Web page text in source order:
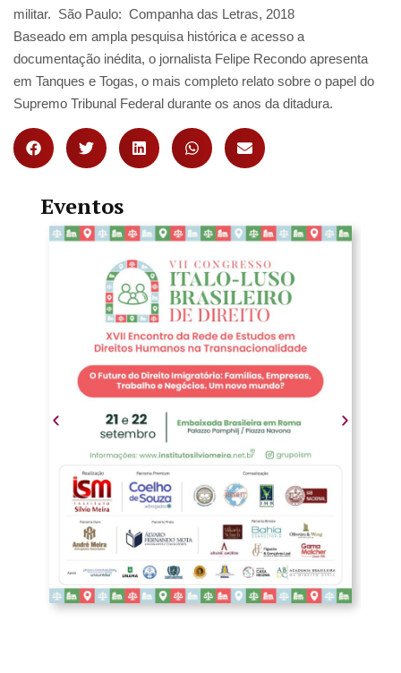
militar. São Paulo: Companha das Letras, 2018
Baseado em ampla pesquisa histórica e acesso a
documentação inédita, o jornalista Felipe Recondo apresenta
em Tanques e Togas, o mais completo relato sobre o papel do
Supremo Tribunal Federal durante os anos da ditadura.
Eventos